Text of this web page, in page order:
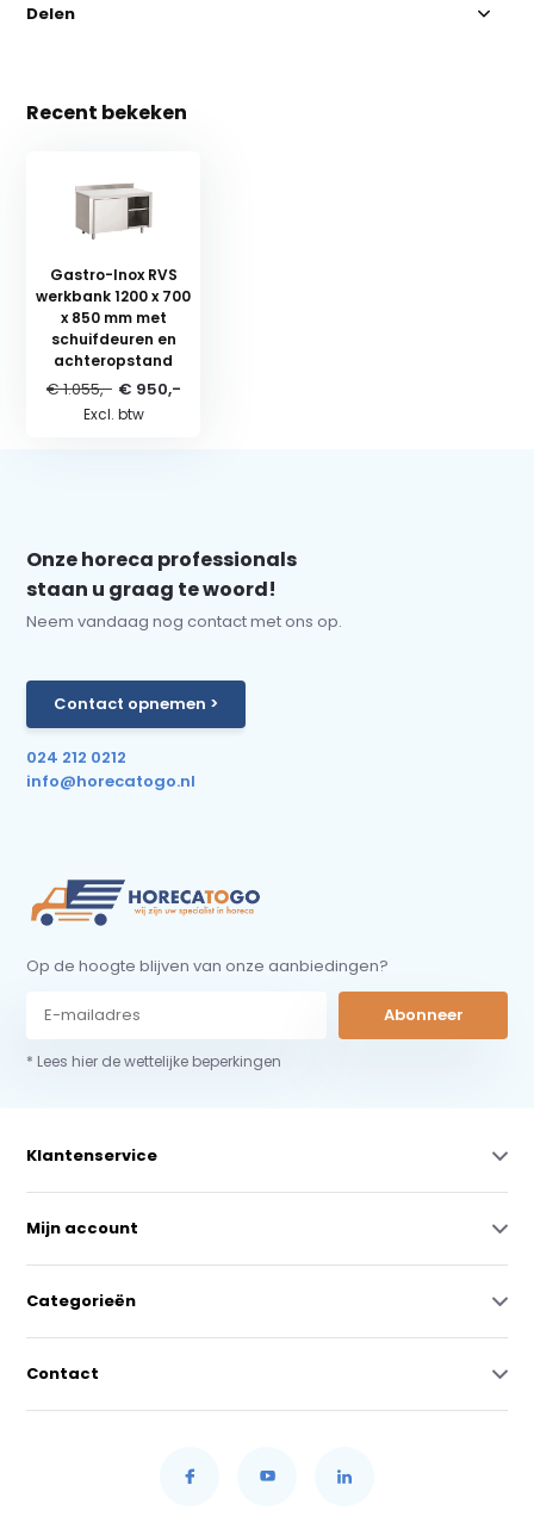
Delen
Recent bekeken
Gastro-Inox RVS
werkbank 1200 x 700
x 850 mm met
schuifdeuren en
achteropstand
€ 1.055,- € 950,-
Excl. btw
Onze horeca professionals
staan u graag te woord!
Neem vandaag nog contact met ons op.
Contact opnemen >
024 212 0212
info@horecatogo.nl
Op de hoogte blijven van onze aanbiedingen?
Abonneer
* Lees hier de wettelijke beperkingen
Klantenservice
Mijn account
Categorieën
Contact